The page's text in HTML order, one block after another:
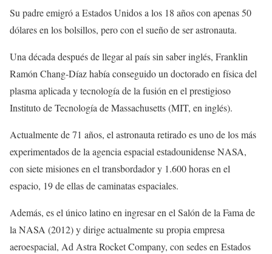
Su padre emigró a Estados Unidos a los 18 años con apenas 50
dólares en los bolsillos, pero con el sueño de ser astronauta.
Una década después de llegar al país sin saber inglés, Franklin
Ramón Chang-Díaz había conseguido un doctorado en física del
plasma aplicada y tecnología de la fusión en el prestigioso
Instituto de Tecnología de Massachusetts (MIT, en inglés).
Actualmente de 71 años, el astronauta retirado es uno de los más
experimentados de la agencia espacial estadounidense NASA,
con siete misiones en el transbordador y 1.600 horas en el
espacio, 19 de ellas de caminatas espaciales.
Además, es el único latino en ingresar en el Salón de la Fama de
la NASA (2012) y dirige actualmente su propia empresa
aeroespacial, Ad Astra Rocket Company, con sedes en Estados